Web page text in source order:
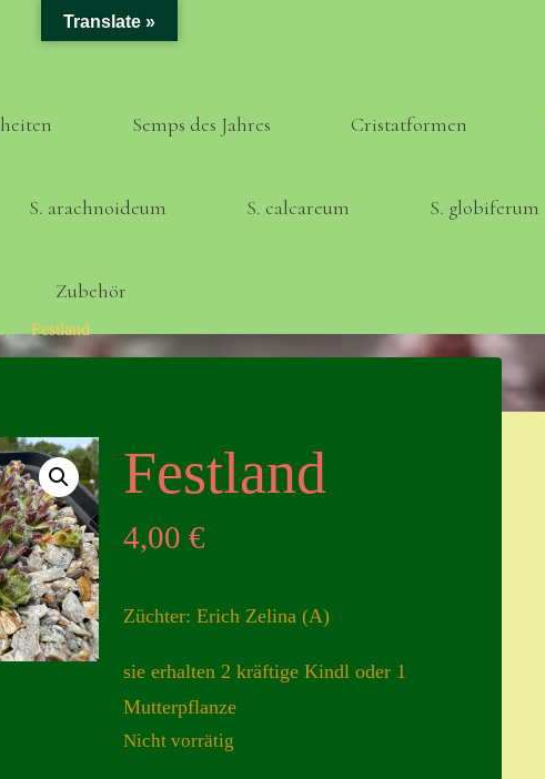
Semps des Jahres Cristatformen
S. arachnoideum S. calcareum S. globiferum
Zubehör
Kategorien
Festland
Festland
4,00€
Züchter: Erich Zelina (A)
sie erhalten 2 kräftige Kindl oder 1
Mutterpflanze
Nicht vorrätig
Translate »